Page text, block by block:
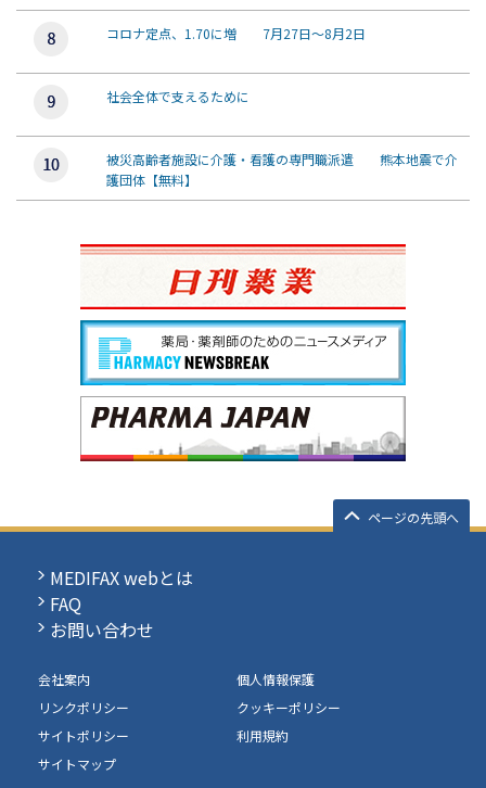
コロナ定点、1.70に増 7月27日～8月2日
社会全体で支えるために
被災高齢者施設に介護・看護の専門職派遣 熊本地震で介
護団体【無料】
ページの先頭へ
MEDIFAX webとは
FAQ
お問い合わせ
会社案内
個人情報保護
リンクポリシー
クッキーポリシー
サイトポリシー
利用規約
サイトマップ